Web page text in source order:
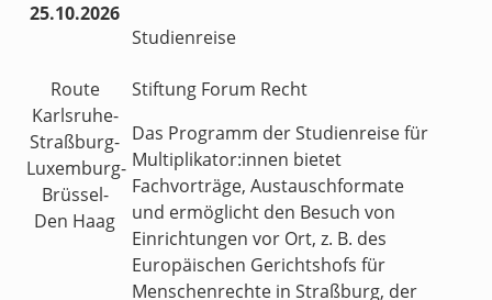
25.10.2026
Route
Karlsruhe-
Straßburg-
Luxemburg-
Brüssel-
Den Haag
Studienreise
Stiftung Forum Recht
Das Programm der Studienreise für
Multiplikator:innen bietet
Fachvorträge, Austauschformate
und ermöglicht den Besuch von
Einrichtungen vor Ort, z. B. des
Europäischen Gerichtshofs für
Menschenrechte in Straßburg, der